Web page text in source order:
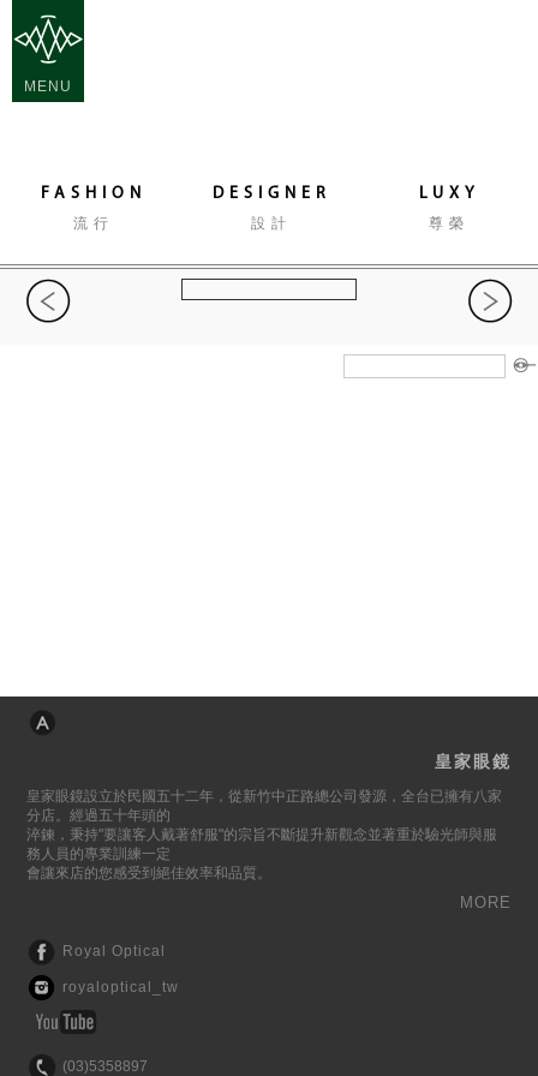
MENU
FASHION
流行
DESIGNER
設計
LUXY
尊榮
皇家眼鏡
皇家眼鏡設立於民國五十二年，從新竹中正路總公司發源，全台已擁有八家
分店。經過五十年頭的
淬鍊，秉持"要讓客人戴著舒服"的宗旨不斷提升新觀念並著重於驗光師與服
務人員的專業訓練一定
會讓來店的您感受到絕佳效率和品質。
MORE
Royal Optical
royaloptical_tw
(03)5358897